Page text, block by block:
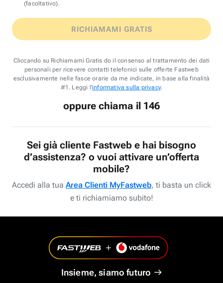
(facoltativo).
RICHIAMAMI GRATIS
Cliccando su Richiamami Gratis do il consenso al trattamento dei dati
personali per ricevere contatti telefonici sulle offerte Fastweb
esclusivamente nelle fasce orarie da me indicate, in base alla finalità
#1. Leggi l'informativa sulla privacy.
oppure chiama il 146
Sei già cliente Fastweb e hai bisogno
d’assistenza? o vuoi attivare un’offerta
mobile?
Accedi alla tua Area Clienti MyFastweb, ti basta un click
e ti richiamiamo subito!
Insieme, siamo futuro